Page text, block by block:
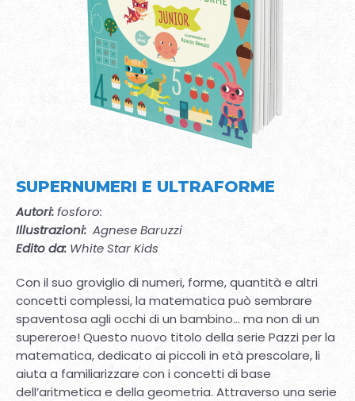
SUPERNUMERI E ULTRAFORME
Autori:fosforo:
Illustrazioni: Agnese Baruzzi
Edito da: White Star Kids
Con il suo groviglio di numeri, forme, quantità e altri
concetti complessi, la matematica può sembrare
spaventosa agli occhi di un bambino… ma non di un
supereroe! Questo nuovo titolo della serie Pazzi per la
matematica, dedicato ai piccoli in età prescolare, li
aiuta a familiarizzare con i concetti di base
dell’aritmetica e della geometria. Attraverso una serie